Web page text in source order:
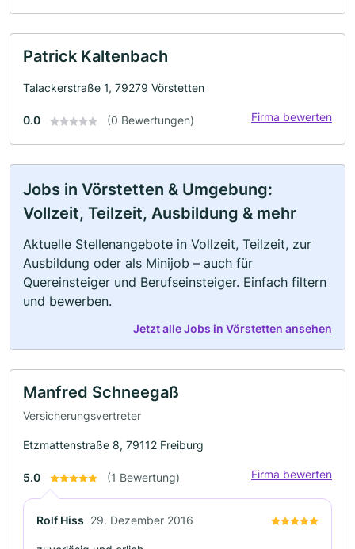
Patrick Kaltenbach
Talackerstraße 1, 79279 Vörstetten
0.0 (0 Bewertungen) Firma bewerten
Jobs in Vörstetten & Umgebung:
Vollzeit, Teilzeit, Ausbildung & mehr
Aktuelle Stellenangebote in Vollzeit, Teilzeit, zur
Ausbildung oder als Minijob – auch für
Quereinsteiger und Berufseinsteiger. Einfach filtern
und bewerben.
Jetzt alle Jobs in Vörstetten ansehen
Manfred Schneegaß
Versicherungsvertreter
Etzmattenstraße 8, 79112 Freiburg
5.0 (1 Bewertung) Firma bewerten
Rolf Hiss 29. Dezember 2016